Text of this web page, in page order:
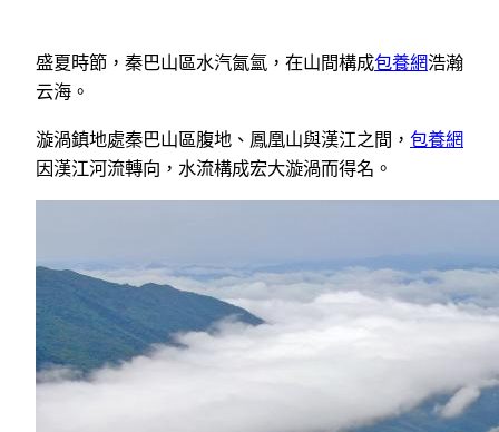
盛夏時節，秦巴山區水汽氤氳，在山間構成包養網浩瀚
云海。
漩渦鎮地處秦巴山區腹地、鳳凰山與漢江之間， 包養網
因漢江河流轉向，水流構成宏大漩渦而得名。